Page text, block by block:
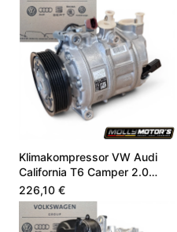
Klimakompressor VW Audi
California T6 Camper 2.0
CZSE DZLA 7LA816803A
226,10 €